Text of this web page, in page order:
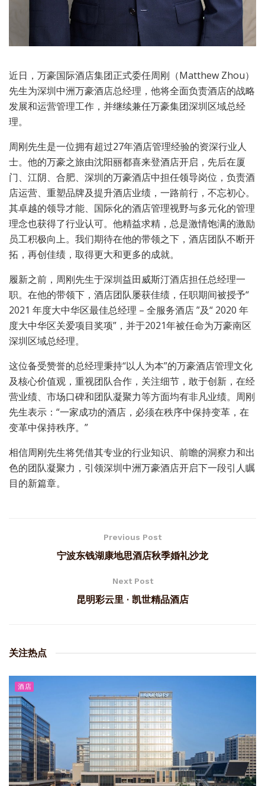
近日，万豪国际酒店集团正式委任周刚（Matthew Zhou）
先生为深圳中洲万豪酒店总经理，他将全面负责酒店的战略
发展和运营管理工作，并继续兼任万豪集团深圳区域总经
理。
周刚先生是一位拥有超过27年酒店管理经验的资深行业人
士。他的万豪之旅由沈阳丽都喜来登酒店开启，先后在厦
门、江阴、合肥、深圳的万豪酒店中担任领导岗位，负责酒
店运营、重塑品牌及提升酒店业绩，一路前行，不忘初心。
其卓越的领导才能、国际化的酒店管理视野与多元化的管理
理念也获得了行业认可。他精益求精，总是激情饱满的激励
员工积极向上。我们期待在他的带领之下，酒店团队不断开
拓，再创佳绩，取得更大和更多的成就。
履新之前，周刚先生于深圳益田威斯汀酒店担任总经理一
职。在他的带领下，酒店团队屡获佳绩，任职期间被授予“
2021 年度大中华区最佳总经理 – 全服务酒店 ”及“ 2020 年
度大中华区关爱项目奖项”，并于2021年被任命为万豪南区
深圳区域总经理。
这位备受赞誉的总经理秉持“以人为本”的万豪酒店管理文化
及核心价值观，重视团队合作，关注细节，敢于创新，在经
营业绩、市场口碑和团队凝聚力等方面均有非凡业绩。周刚
先生表示：“一家成功的酒店，必须在秩序中保持变革，在
变革中保持秩序。”
相信周刚先生将凭借其专业的行业知识、前瞻的洞察力和出
色的团队凝聚力，引领深圳中洲万豪酒店开启下一段引人瞩
目的新篇章。
Previous Post
宁波东钱湖康地思酒店秋季婚礼沙龙
Next Post
昆明彩云里 · 凯世精品酒店
关注热点
酒店